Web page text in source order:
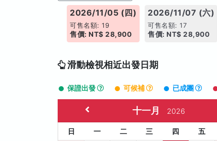
2026/11/05 (四)
可售名額: 19
售價: NT$ 28,900
2026/11/07 (六)
可售名額: 17
售價: NT$ 28,900
滑動檢視相近出發日期
保證出發 可候補 已成團
十一月 2026
日 一 二 三 四 五